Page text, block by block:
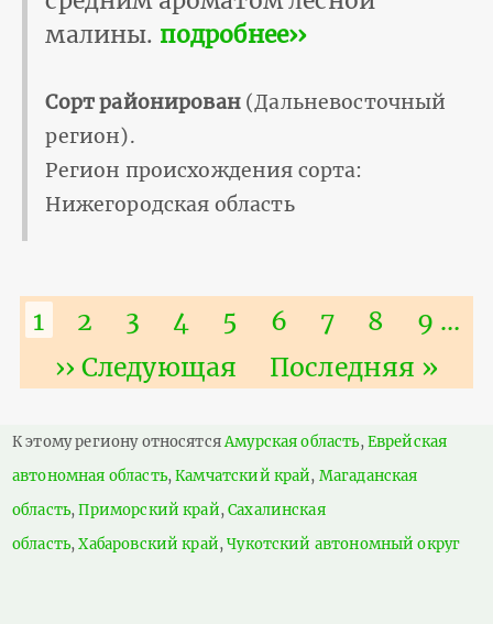
малины. подробнее››
Сорт районирован(Дальневосточный
регион).
Регион происхождения сорта:
Нижегородская область
Нумерация
страниц
Текущая
страница
1 Страница
2 Страница
3 Страница
4 Страница
5 Страница
6 Страница
7 8 9 …
Следующая
›› Следующая
Последняя
Последняя »
К этому региону относятсяАмурская область,Еврейская
автономная область,Камчатский край, Магаданская
область,Приморский край,Сахалинская
область,Хабаровский край,Чукотский автономный округ